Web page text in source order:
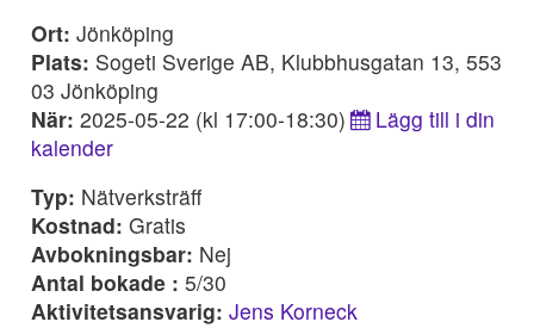
Ort: Jönköping
Plats: Sogeti Sverige AB, Klubbhusgatan 13, 553
03 Jönköping
När: 2025-05-22 (kl 17:00-18:30)
Lägg till i din
kalender
Typ: Nätverksträff
Kostnad: Gratis
Avbokningsbar: Nej
Antal bokade : 5/30
Aktivitetsansvarig: Jens Korneck